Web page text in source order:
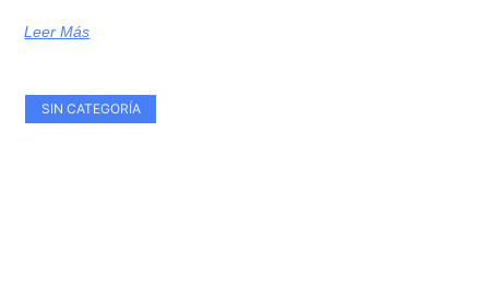
Leer Más
SIN CATEGORÍA